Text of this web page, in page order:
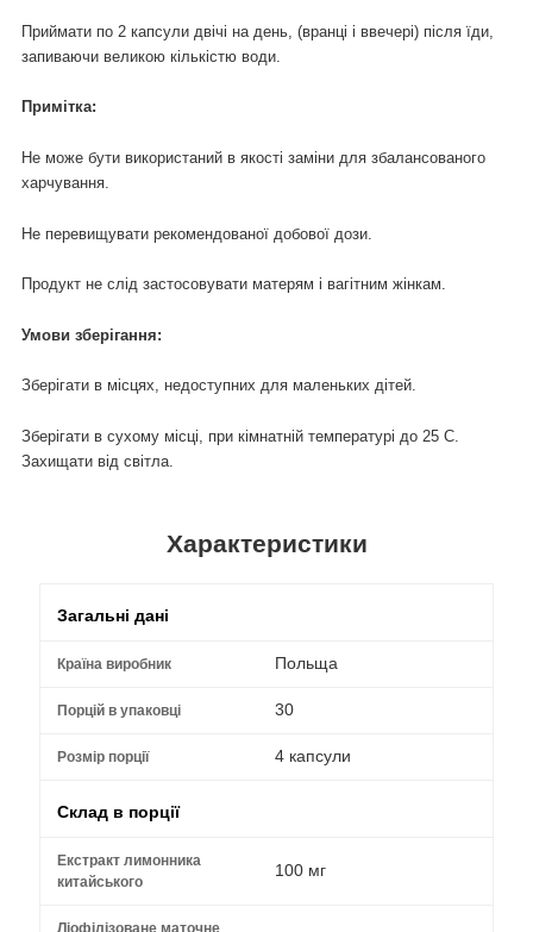
Приймати по 2 капсули двічі на день, (вранці і ввечері) після їди,
запиваючи великою кількістю води.
Примітка:
Не може бути використаний в якості заміни для збалансованого
харчування.
Не перевищувати рекомендованої добової дози.
Продукт не слід застосовувати матерям і вагітним жінкам.
Умови зберігання:
Зберігати в місцях, недоступних для маленьких дітей.
Зберігати в сухому місці, при кімнатній температурі до 25 C.
Захищати від світла.
Характеристики
Загальні дані
Країна виробник Польща
Порцій в упаковці 30
Розмір порції 4 капсули
Склад в порції
Екстракт лимонника
китайського
100 мг
Ліофілізоване маточне